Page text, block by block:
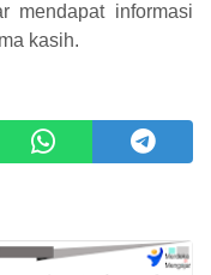
mendapat informasi
kasih.